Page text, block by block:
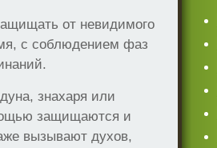
от невидимого
с соблюдением фаз
знахаря или
защищаются и
вызывают духов,